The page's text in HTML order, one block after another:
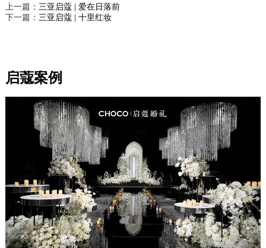
上一篇： 三亚启蔻 | 爱在日落前
下一篇： 三亚启蔻 | 十里红妆
启蔻案例